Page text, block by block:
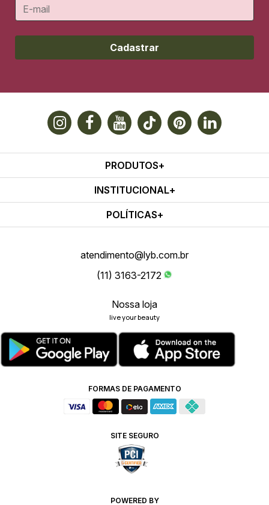
Cadastrar
PRODUTOS
INSTITUCIONAL
POLÍTICAS
atendimento@lyb.com.br
(11) 3163-2172
Nossa loja
live your beauty
FORMAS DE PAGAMENTO
SITE SEGURO
POWERED BY